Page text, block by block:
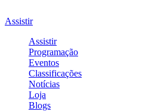
Assistir
Assistir
Programação
Eventos
Classificações
Notícias
Loja
Blogs